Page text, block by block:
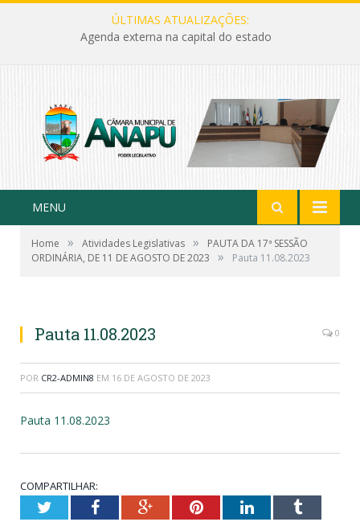
ÚLTIMAS ATUALIZAÇÕES:
Agenda externa na capital do estado
MENU
Home » Atividades Legislativas »
PAUTA DA 17ª SESSÃO
ORDINÁRIA, DE 11 DE AGOSTO DE 2023
» Pauta 11.08.2023
Pauta 11.08.2023 0
POR CR2-ADMIN8 EM 16 DE AGOSTO DE 2023
Pauta 11.08.2023
COMPARTILHAR:
TwitterFacebookGoogle+PinterestLinkedInTumblr